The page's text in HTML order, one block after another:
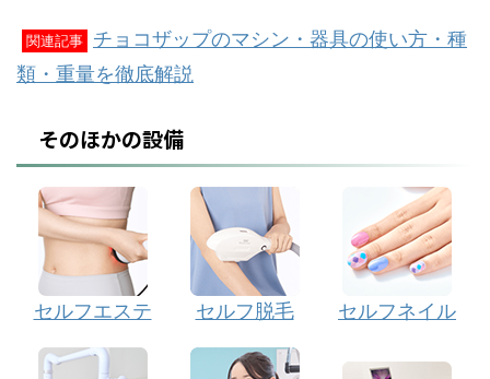
関連記事
チョコザップのマシン・器具の使い方・種
類・重量を徹底解説
そのほかの設備
セルフエステ セルフ脱毛 セルフネイル